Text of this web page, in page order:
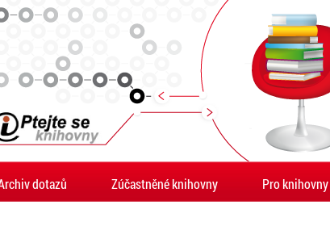
dotazů Zúčastněné knihovny Pro knihovny